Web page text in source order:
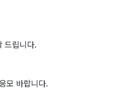
드립니다.
모 바랍니다.